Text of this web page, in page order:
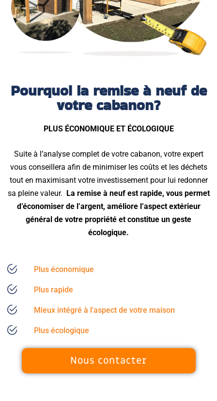
Pourquoi la remise à neuf de
votre cabanon?
PLUS ÉCONOMIQUE ET ÉCOLOGIQUE
Suite à l’analyse complet de votre cabanon, votre expert
vous conseillera afin de minimiser les coûts et les déchets
tout en maximisant votre investissement pour lui redonner
sa pleine valeur.
La remise à neuf est rapide, vous permet
d’économiser de l’argent, améliore l’aspect extérieur
général de votre propriété et constitue un geste
écologique.
Plus économique
Plus rapide
Mieux intégré à l'aspect de votre maison
Plus écologique
Nous contacter